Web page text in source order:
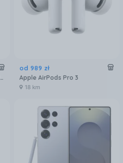
Samsung Galaxy S26 SM-S942 12/256GB Fioletowy
od 989 zł
Apple AirPods Pro 3
18 km